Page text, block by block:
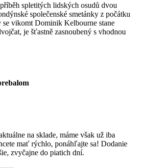
spletitých lidských osudů dvou
společenské smetánky z počátku
vikomt Dominik Kelbourne stane
je šťastně zasnoubený s vhodnou
na sklade, máme však už iba
mať rýchlo, ponáhľajte sa! Dodanie
zvyčajne do piatich dní.